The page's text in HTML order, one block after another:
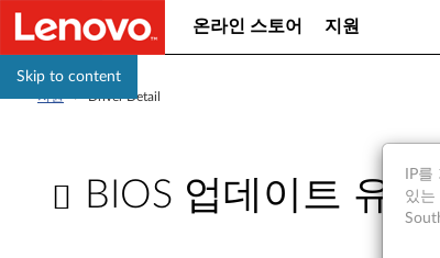
Skip to content
온라인 스토어 지원
지원 >Driver Detail
BIOS 업데이트 유
IP
있는